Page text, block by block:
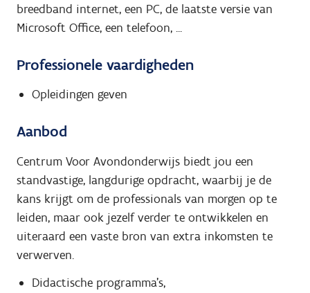
breedband internet, een PC, de laatste versie van
Microsoft Office, een telefoon, ...
Professionele vaardigheden
Opleidingen geven
Aanbod
Centrum Voor Avondonderwijs biedt jou een
standvastige, langdurige opdracht, waarbij je de
kans krijgt om de professionals van morgen op te
leiden, maar ook jezelf verder te ontwikkelen en
uiteraard een vaste bron van extra inkomsten te
verwerven.
Didactische programma's,